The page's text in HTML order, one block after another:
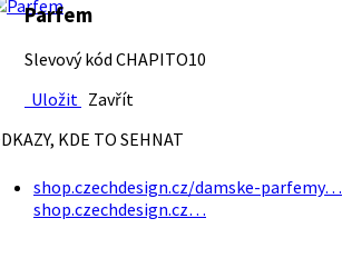
Parfem
Slevový kód CHAPITO10
Uložit Zavřít
KDE TO SEHNAT
shop.czechdesign.cz/damske-parfemy…
shop.czechdesign.cz…